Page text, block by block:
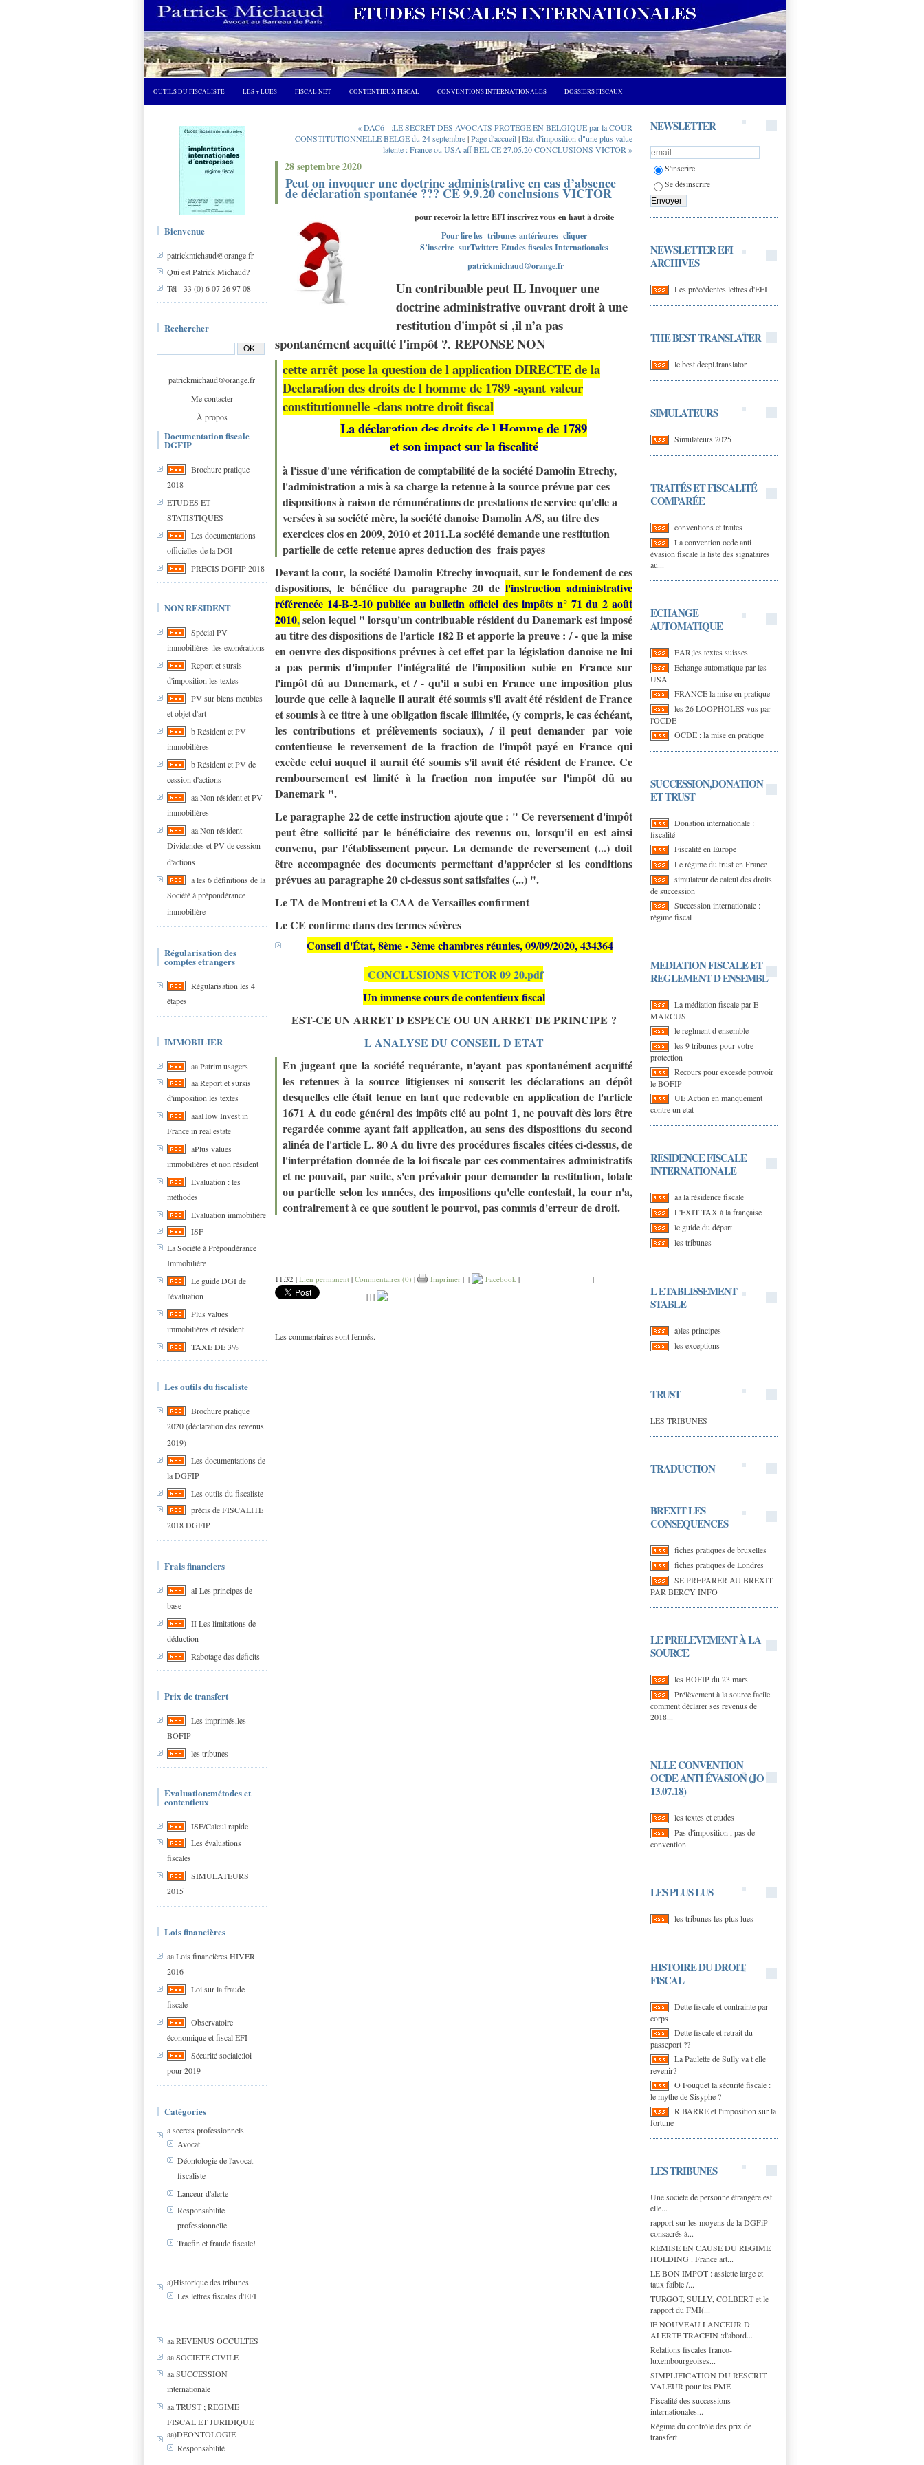
OUTILS DU FISCALISTE LES + LUES FISCAL NET CONTENTIEUX FISCAL CONVENTIONS INTERNATIONALES DOSSIERS FISCAUX
Bienvenue
patrickmichaud@orange.fr
Qui est Patrick Michaud?
Tél+ 33 (0) 6 07 26 97 08
Rechercher
patrickmichaud@orange.fr
Me contacter
À propos
Documentation fiscale
DGFIP
Brochure pratique
2018
ETUDES ET
STATISTIQUES
Les documentations
officielles de la DGI
PRECIS DGFIP 2018
NON RESIDENT
Spécial PV
immobilières :les exonérations
Report et sursis
d'imposition les textes
PV sur biens meubles
et objet d'art
b Résident et PV
immobilières
b Résident et PV de
cession d'actions
aa Non résident et PV
immobilières
aa Non résident
Dividendes et PV de cession
d'actions
a les 6 définitions de la
Société à prépondérance
immobilière
Régularisation des
comptes etrangers
Régularisation les 4
étapes
IMMOBILIER
aa Patrim usagers
aa Report et sursis
d'imposition les textes
aaaHow Invest in
France in real estate
aPlus values
immobilières et non résident
Evaluation : les
méthodes
Evaluation immobilière
ISF
La Société à Prépondérance
Immobilière
Le guide DGI de
l'évaluation
Plus values
immobilières et résident
TAXE DE 3%
Les outils du fiscaliste
Brochure pratique
2020 (déclaration des revenus
2019)
Les documentations de
la DGFIP
Les outils du fiscaliste
précis de FISCALITE
2018 DGFIP
Frais financiers
aI Les principes de
base
II Les limitations de
déduction
Rabotage des déficits
Prix de transfert
Les imprimés,les
BOFIP
les tribunes
Evaluation:métodes et
contentieux
ISF/Calcul rapide
Les évaluations
fiscales
SIMULATEURS
2015
Lois financières
aa Lois financières HIVER
2016
Loi sur la fraude
fiscale
Observatoire
économique et fiscal EFI
Sécurité sociale:loi
pour 2019
Catégories
a secrets professionnels
Avocat
Déontologie de l'avocat
fiscaliste
Lanceur d'alerte
Responsabilite
professionnelle
Tracfin et fraude fiscale!
a)Historique des tribunes
Les lettres fiscales d'EFI
aa REVENUS OCCULTES
aa SOCIETE CIVILE
aa SUCCESSION
internationale
aa TRUST ; REGIME
FISCAL ET JURIDIQUE
aa)DEONTOLOGIE
Responsabilité
NEWSLETTER
S'inscrire
Se désinscrire
NEWSLETTER EFI
ARCHIVES
Les précédentes lettres d'EFI
THE BEST TRANSLATER
le best deepl.translator
SIMULATEURS
Simulateurs 2025
TRAITÉS ET FISCALITÉ
COMPARÉE
conventions et traites
La convention ocde anti
évasion fiscale la liste des signataires
au...
ECHANGE
AUTOMATIQUE
EAR;les textes suisses
Echange automatique par les
USA
FRANCE la mise en pratique
les 26 LOOPHOLES vus par
l'OCDE
OCDE ; la mise en pratique
SUCCESSION,DONATION
ET TRUST
Donation internationale :
fiscalité
Fiscalité en Europe
Le régime du trust en France
simulateur de calcul des droits
de succession
Succession internationale :
régime fiscal
MEDIATION FISCALE ET
REGLEMENT D ENSEMBL
La médiation fiscale par E
MARCUS
le reglment d ensemble
les 9 tribunes pour votre
protection
Recours pour excesde pouvoir
le BOFIP
UE Action en manquement
contre un etat
RESIDENCE FISCALE
INTERNATIONALE
aa la résidence fiscale
L'EXIT TAX à la française
le guide du départ
les tribunes
L ETABLISSEMENT
STABLE
a)les principes
les exceptions
TRUST
LES TRIBUNES
TRADUCTION
BREXIT LES
CONSEQUENCES
fiches pratiques de bruxelles
fiches pratiques de Londres
SE PREPARER AU BREXIT
PAR BERCY INFO
LE PRELEVEMENT À LA
SOURCE
les BOFIP du 23 mars
Prélèvement à la source facile
comment déclarer ses revenus de
2018...
NLLE CONVENTION
OCDE ANTI ÉVASION (JO
13.07.18)
les textes et etudes
Pas d'imposition , pas de
convention
LES PLUS LUS
les tribunes les plus lues
HISTOIRE DU DROIT
FISCAL
Dette fiscale et contrainte par
corps
Dette fiscale et retrait du
passeport ??
La Paulette de Sully va t elle
revenir?
O Fouquet la sécurité fiscale :
le mythe de Sisyphe ?
R.BARRE et l'imposition sur la
fortune
LES TRIBUNES
Une societe de personne étrangère est
elle...
rapport sur les moyens de la DGFiP
consacrés à...
REMISE EN CAUSE DU REGIME
HOLDING . France art...
LE BON IMPOT : assiette large et
taux faible /...
TURGOT, SULLY, COLBERT et le
rapport du FMI(...
lE NOUVEAU LANCEUR D
ALERTE TRACFIN :d'abord...
Relations fiscales franco-
luxembourgeoises...
SIMPLIFICATION DU RESCRIT
VALEUR pour les PME
Fiscalité des successions
internationales...
Régime du contrôle des prix de
transfert
« DAC6 - :LE SECRET DES AVOCATS PROTEGE EN BELGIQUE par la COUR
CONSTITUTIONNELLE BELGE du 24 septembre|Page d'accueil|Etat d'imposition d"une plus value
latente : France ou USA aff BEL CE 27.05.20 CONCLUSIONS VICTOR »
28 septembre 2020
Peut on invoquer une doctrine administrative en cas d’absence
de déclaration spontanée ??? CE 9.9.20 conclusions VICTOR
pour recevoir la lettre EFI inscrivez vous en haut à droite
Pour lire les tribunes antérieures cliquer
S’inscrire surTwitter: Etudes fiscales Internationales
patrickmichaud@orange.fr
Un contribuable peut IL Invoquer une
doctrine administrative ouvrant droit à une
restitution d'impôt si ,il n’a pas
spontanément acquitté l'impôt ?. REPONSE NON
cettearrêt pose la question de l application DIRECTE de la
Declaration des droits de l homme de 1789 -ayant valeur
constitutionnelle-dans notre droit fiscal
La déclaration des droits de l Homme de 1789
et son impact sur la fiscalité
à l'issue d'une vérification de comptabilité de la société Damolin Etrechy,
l'administration a mis à sa charge la retenue à la source prévue par ces
dispositions à raison de rémunérations de prestations de service qu'elle a
versées à sa société mère, la société danoise Damolin A/S, au titre des
exercices clos en 2009, 2010 et 2011.La société demande une restitution
partielle de cette retenue apres deduction des frais payes
Devant la cour, la société Damolin Etrechy invoquait, sur le fondement de ces
dispositions, le bénéfice du paragraphe 20 de l'instruction administrative
référencée 14-B-2-10 publiée au bulletin officiel des impôts n° 71 du 2 août
2010,selon lequel " lorsqu'un contribuable résident du Danemark est imposé
au titre des dispositions de l'article 182 B et apporte la preuve : / - que la mise
en oeuvre des dispositions prévues à cet effet par la législation danoise ne lui
a pas permis d'imputer l'intégralité de l'imposition subie en France sur
l'impôt dû au Danemark, et / - qu'il a subi en France une imposition plus
lourde que celle à laquelle il aurait été soumis s'il avait été résident de France
et soumis à ce titre à une obligation fiscale illimitée, (y compris, le cas échéant,
les contributions et prélèvements sociaux), / il peut demander par voie
contentieuse le reversement de la fraction de l'impôt payé en France qui
excède celui auquel il aurait été soumis s'il avait été résident de France. Ce
remboursement est limité à la fraction non imputée sur l'impôt dû au
Danemark ".
Le paragraphe 22 de cette instruction ajoute que : " Ce reversement d'impôt
peut être sollicité par le bénéficiaire des revenus ou, lorsqu'il en est ainsi
convenu, par l'établissement payeur. La demande de reversement (...) doit
être accompagnée des documents permettant d'apprécier si les conditions
prévues au paragraphe 20 ci-dessus sont satisfaites (...) ".
Le TA de Montreui et la CAA de Versailles confirment
Le CE confirmedans des termes sévères
Conseil d'État, 8ème - 3ème chambres réunies, 09/09/2020, 434364
CONCLUSIONS VICTOR 09 20.pdf
Un immense cours de contentieux fiscal
EST-CE UN ARRET D ESPECE OU UN ARRET DE PRINCIPE ?
L ANALYSE DU CONSEIL D ETAT
En jugeant que la société requérante, n'ayant pas spontanément acquitté
les retenues à la source litigieuses ni souscrit les déclarations au dépôt
desquelles elle était tenue en tant que redevable en application de l'article
1671 A du code général des impôts cité au point 1, ne pouvait dès lors être
regardée comme ayant fait application, au sens des dispositions du second
alinéa de l'article L. 80 A du livre des procédures fiscales citées ci-dessus, de
l'interprétation donnée de la loi fiscale par ces commentaires administratifs
et ne pouvait, par suite, s'en prévaloir pour demander la restitution, totale
ou partielle selon les années, des impositions qu'elle contestait, la cour n'a,
contrairement à ce que soutient le pourvoi, pas commis d'erreur de droit.
11:32 | Lien permanent | Commentaires (0) | Imprimer | | Facebook |
|
| | |
Les commentaires sont fermés.